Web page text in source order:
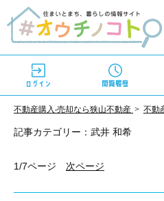
不動産購⼊‧売却なら狭⼭不動産 不動
記事カテゴリー：武井 和希
1/7ページ 次ページ